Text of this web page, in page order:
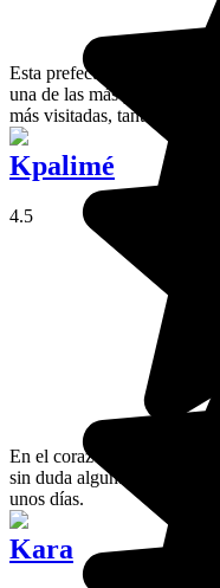
Esta prefectura del
una de las más pequeñas
más visitadas, tanto por
Kpalimé
4.5
En el corazón de la región
sin duda alguna la más
unos días.
Kara